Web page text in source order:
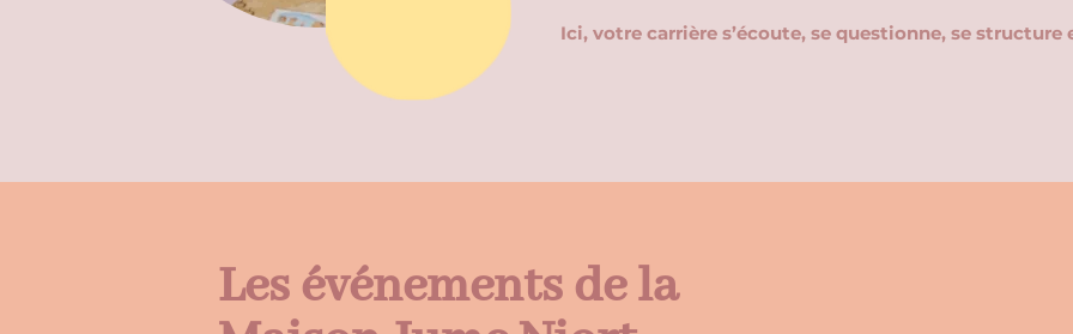
Ici, votre carrière s’écoute, se questionne, se structure
Les événements de la